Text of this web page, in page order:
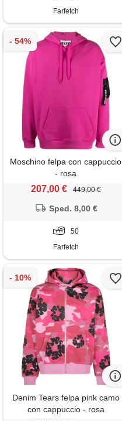
Farfetch
Moschino felpa con cappuccio
- rosa
207,00 € 449,00 €
Sped. 8,00 €
50
Farfetch
Denim Tears felpa pink camo
con cappuccio - rosa